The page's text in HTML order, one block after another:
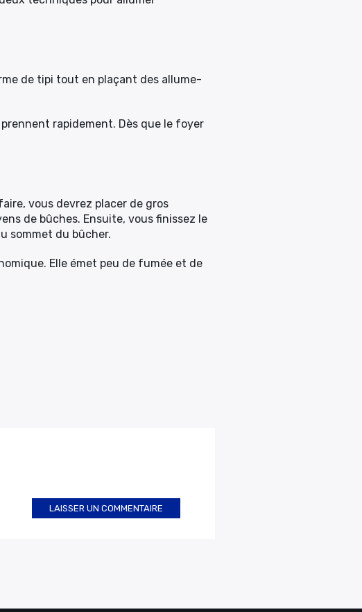
de tipi tout en plaçant des allume-
rapidement. Dès que le foyer
vous devrez placer de gros
de bûches. Ensuite, vous finissez le
sommet du bûcher.
Elle émet peu de fumée et de
LAISSER UN COMMENTAIRE